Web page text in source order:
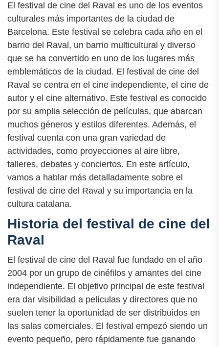
El festival de cine del Raval es uno de los eventos
culturales más importantes de la ciudad de
Barcelona. Este festival se celebra cada año en el
barrio del Raval, un barrio multicultural y diverso
que se ha convertido en uno de los lugares más
emblemáticos de la ciudad. El festival de cine del
Raval se centra en el cine independiente, el cine de
autor y el cine alternativo. Este festival es conocido
por su amplia selección de películas, que abarcan
muchos géneros y estilos diferentes. Además, el
festival cuenta con una gran variedad de
actividades, como proyecciones al aire libre,
talleres, debates y conciertos. En este artículo,
vamos a hablar más detalladamente sobre el
festival de cine del Raval y su importancia en la
cultura catalana.
Historia del festival de cine del
Raval
El festival de cine del Raval fue fundado en el año
2004 por un grupo de cinéfilos y amantes del cine
independiente. El objetivo principal de este festival
era dar visibilidad a películas y directores que no
suelen tener la oportunidad de ser distribuidos en
las salas comerciales. El festival empezó siendo un
evento pequeño, pero rápidamente fue ganando